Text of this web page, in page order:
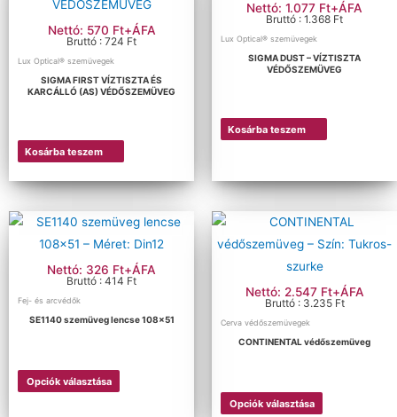
Nettó: 570 Ft+ÁFA
Bruttó : 724 Ft
Lux Optical® szemüvegek
SIGMA FIRST VÍZTISZTA ÉS
KARCÁLLÓ (AS) VÉDŐSZEMÜVEG
Kosárba teszem
Nettó: 1.077 Ft+ÁFA
Bruttó : 1.368 Ft
Lux Optical® szemüvegek
SIGMA DUST – VÍZTISZTA
VÉDŐSZEMÜVEG
Kosárba teszem
Nettó: 326 Ft+ÁFA
Bruttó : 414 Ft
Fej- és arcvédők
SE1140 szemüveg lencse 108×51
Opciók választása
Nettó: 2.547 Ft+ÁFA
Bruttó : 3.235 Ft
Cerva védőszemüvegek
CONTINENTAL védőszemüveg
Opciók választása